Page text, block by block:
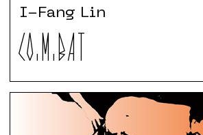
CO.M.BAT
I-Fang Lin